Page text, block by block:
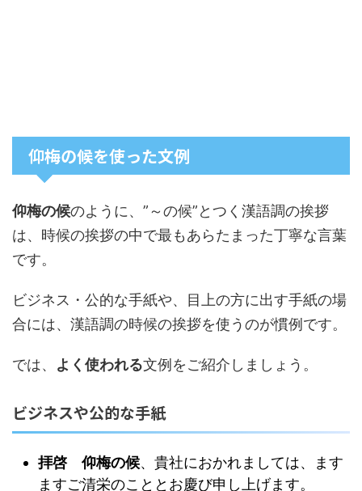
仰梅の候を使った文例
仰梅の候のように、”～の候”とつく漢語調の挨拶
は、時候の挨拶の中で最もあらたまった丁寧な言葉
です。
ビジネス・公的な手紙や、目上の方に出す手紙の場
合には、漢語調の時候の挨拶を使うのが慣例です。
では、 よく使われる文例 をご紹介しましょう。
ビジネスや公的な手紙
拝啓 仰梅の候、貴社におかれましては、ます
ますご清栄のこととお慶び申し上げます。